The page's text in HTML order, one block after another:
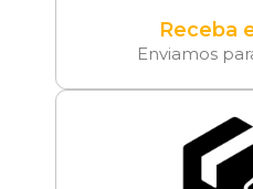
Receba
Enviamos